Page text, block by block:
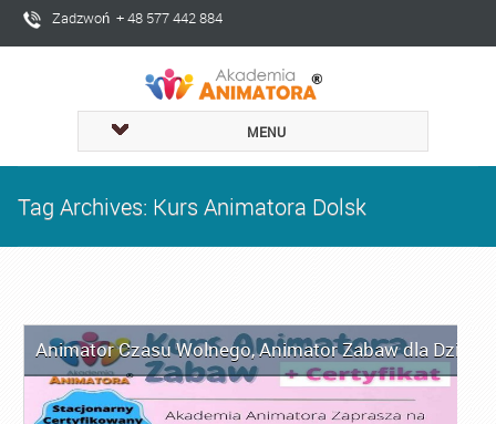
Zadzwoń + 48 577 442 884
MENU
Tag Archives: Kurs Animatora Dolsk
Animator Czasu Wolnego,Animator Zabaw dla Dzieci